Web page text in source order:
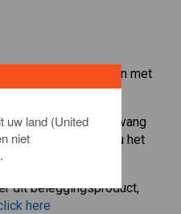
aandelen met
van Ainvesting.
CFD's inBiogen
. Ontvang
dividenden alsof u het
bezit.
dit beleggingsproduct,
here
uw land (United
niet